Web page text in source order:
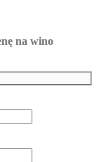
na wino